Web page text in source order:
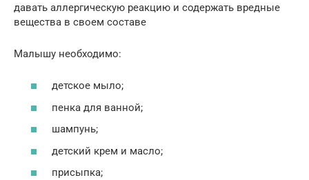
давать аллергическую реакцию и содержать вредные
вещества в своем составе
Малышу необходимо:
детское мыло;
пенка для ванной;
шампунь;
детский крем и масло;
присыпка;